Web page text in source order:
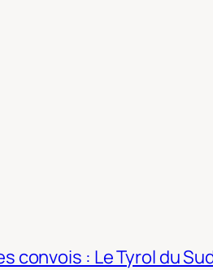
convois : Le Tyrol du